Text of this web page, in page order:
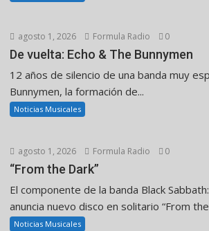
agosto 1, 2026 Formula Radio 0
De vuelta: Echo & The Bunnymen
12 años de silencio de una banda muy
Bunnymen, la formación de...
Noticias Musicales
agosto 1, 2026 Formula Radio 0
“From the Dark”
El componente de la banda Black
anuncia nuevo disco en solitario “From
Noticias Musicales